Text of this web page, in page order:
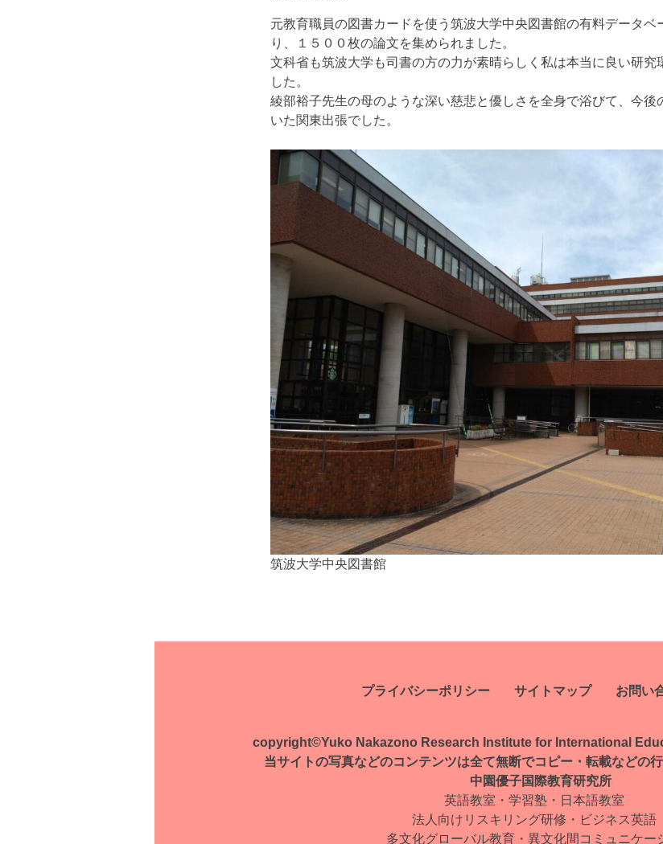
元教育職員の図書カードを使う筑波大学中央図書館の有料データベ
り、１５００枚の論文を集められました。
文科省も筑波大学も司書の方の力が素晴らしく私は本当に良い研究
した。
綾部裕子先生の母のような深い慈悲と優しさを全身で浴びて、今後
いた関東出張でした。
筑波大学中央図書館
稿
ゲ
ー
プライバシーポリシー サイトマップ お問い
copyright©Yuko Nakazono Research Institute for International
当サイトの写真などのコンテンツは全て無断でコピー・転載などの
中園優子国際教育研究所
英語教室・学習塾・日本語教室
法人向けリスキリング研修・ビジネス英語
多文化グローバル教育・ 異文化間コミュニケー